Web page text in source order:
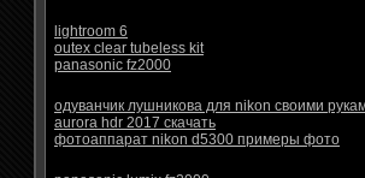
lightroom 6
outex clear tubeless kit
panasonic fz2000
одуванчик лушникова для nikon своими
aurora hdr 2017 скачать
фотоаппарат nikon d5300 примеры фото